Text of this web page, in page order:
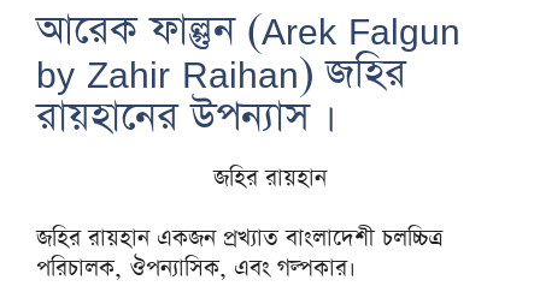
আরেক ফাল্গুন (Arek Falgun
by Zahir Raihan) জহির
রায়হানের উপন্যাস ।
জহির রায়হান
জহির রায়হান একজন প্রখ্যাত বাংলাদেশী চলচ্চিত্র
পরিচালক, ঔপন্যাসিক, এবং গল্পকার।